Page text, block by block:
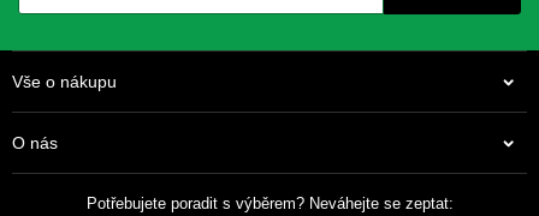
Vše o nákupu
O nás
Potřebujete poradit s výběrem? Neváhejte se zeptat: